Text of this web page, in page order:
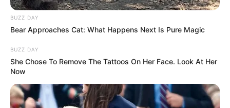
BUZZ DAY
Bear Approaches Cat: What Happens Next Is Pure Magic
BUZZ DAY
She Chose To Remove The Tattoos On Her Face. Look At Her
Now